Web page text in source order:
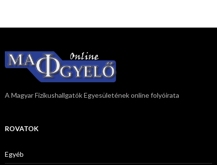
A Magyar Fizikushallgatók Egyesületének online folyóirata
ROVATOK
Egyéb